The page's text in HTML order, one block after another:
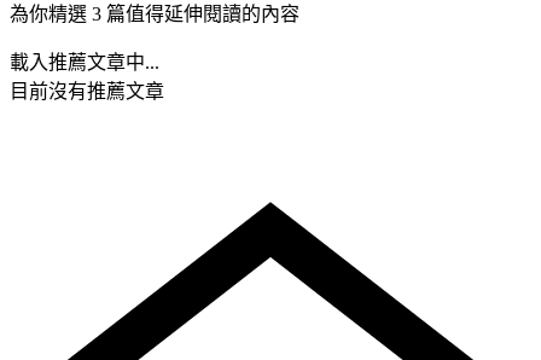
為你精選 3 篇值得延伸閱讀的內容
載入推薦文章中...
目前沒有推薦文章